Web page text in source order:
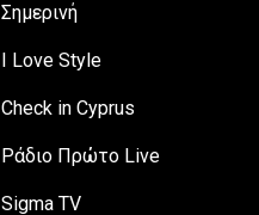
Σημερινή
I Love Style
Check in Cyprus
Ράδιο Πρώτο Live
Sigma TV